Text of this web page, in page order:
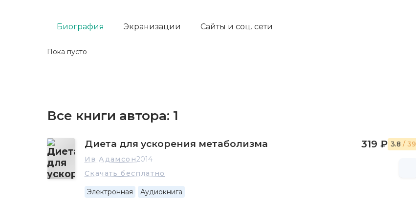
Пока пусто
Биография Экранизации Сайты и соц. сети
Все книги автора: 1
Диета для ускорения метаболизма
Ив Адамсон2014
Скачать бесплатно
Электронная Аудиокнига
319 ₽ 3.8 / 39